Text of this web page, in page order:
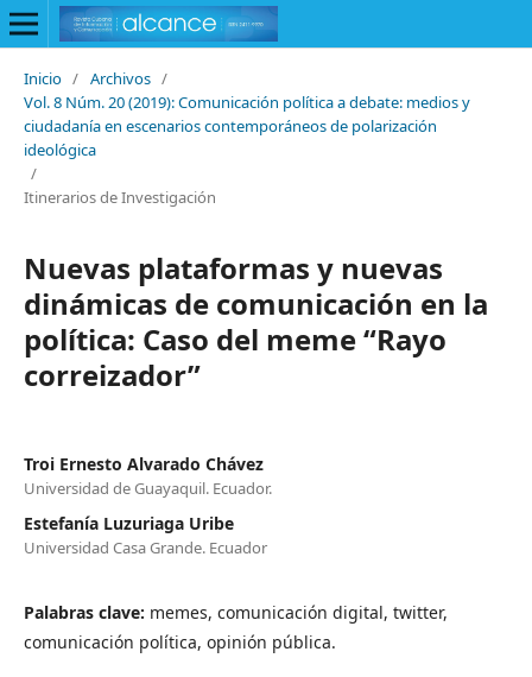
Inicio / Archivos /
Vol. 8 Núm. 20 (2019): Comunicación política a debate: medios y
ciudadanía en escenarios contemporáneos de polarización
ideológica
/
Itinerarios de Investigación
Nuevas plataformas y nuevas
dinámicas de comunicación en la
política: Caso del meme “Rayo
correizador”
Troi Ernesto Alvarado Chávez
Universidad de Guayaquil. Ecuador.
Estefanía Luzuriaga Uribe
Universidad Casa Grande. Ecuador
Palabras clave: memes, comunicación digital, twitter,
comunicación política, opinión pública.